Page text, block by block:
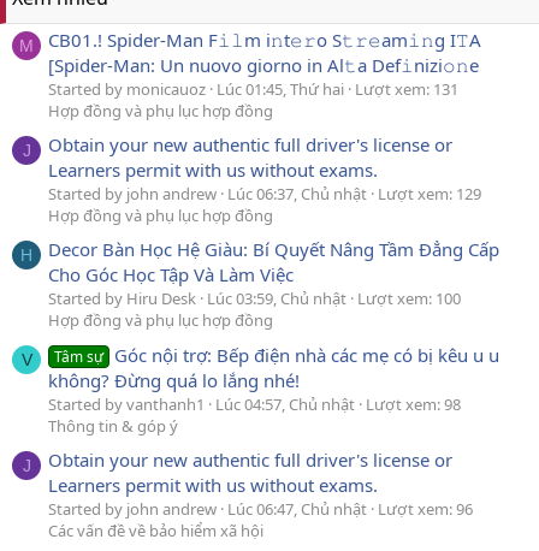
M
CB01.! Spider-Man F𝚒𝚕m i𝚗t𝚎𝚛o S𝚝𝚛𝚎am𝚒𝚗g I𝚃A
[Spider-Man: Un nuovo giorno in Al𝚝a Def𝚒nizi𝚘𝚗e
Started by monicauoz Lúc 01:45, Thứ hai Lượt xem: 131
Hợp đồng và phụ lục hợp đồng
J
Obtain your new authentic full driver's license or
Learners permit with us without exams.
Started by john andrew Lúc 06:37, Chủ nhật Lượt xem: 129
Hợp đồng và phụ lục hợp đồng
H
Decor Bàn Học Hệ Giàu: Bí Quyết Nâng Tầm Đẳng Cấp
Cho Góc Học Tập Và Làm Việc
Started by Hiru Desk Lúc 03:59, Chủ nhật Lượt xem: 100
Hợp đồng và phụ lục hợp đồng
V Tâm sự Góc nội trợ: Bếp điện nhà các mẹ có bị kêu u u
không? Đừng quá lo lắng nhé!
Started by vanthanh1 Lúc 04:57, Chủ nhật Lượt xem: 98
Thông tin & góp ý
J
Obtain your new authentic full driver's license or
Learners permit with us without exams.
Started by john andrew Lúc 06:47, Chủ nhật Lượt xem: 96
Các vấn đề về bảo hiểm xã hội